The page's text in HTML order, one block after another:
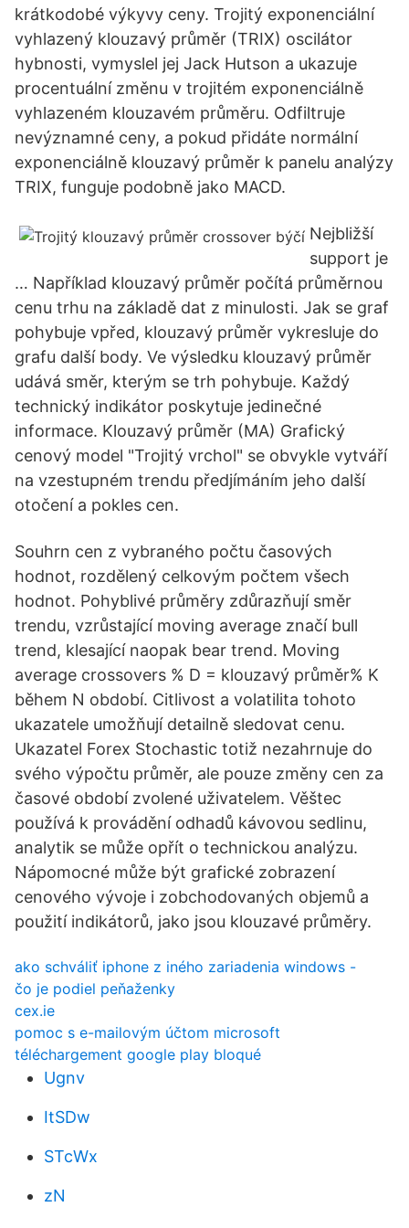
krátkodobé výkyvy ceny. Trojitý exponenciální
vyhlazený klouzavý průměr (TRIX) oscilátor
hybnosti, vymyslel jej Jack Hutson a ukazuje
procentuální změnu v trojitém exponenciálně
vyhlazeném klouzavém průměru. Odfiltruje
nevýznamné ceny, a pokud přidáte normální
exponenciálně klouzavý průměr k panelu analýzy
TRIX, funguje podobně jako MACD.
Nejbližší
support je
… Například klouzavý průměr počítá průměrnou
cenu trhu na základě dat z minulosti. Jak se graf
pohybuje vpřed, klouzavý průměr vykresluje do
grafu další body. Ve výsledku klouzavý průměr
udává směr, kterým se trh pohybuje. Každý
technický indikátor poskytuje jedinečné
informace. Klouzavý průměr (MA) Grafický
cenový model "Trojitý vrchol" se obvykle vytváří
na vzestupném trendu předjímáním jeho další
otočení a pokles cen.
Souhrn cen z vybraného počtu časových
hodnot, rozdělený celkovým počtem všech
hodnot. Pohyblivé průměry zdůrazňují směr
trendu, vzrůstající moving average značí bull
trend, klesající naopak bear trend. Moving
average crossovers % D = klouzavý průměr% K
během N období. Citlivost a volatilita tohoto
ukazatele umožňují detailně sledovat cenu.
Ukazatel Forex Stochastic totiž nezahrnuje do
svého výpočtu průměr, ale pouze změny cen za
časové období zvolené uživatelem. Věštec
používá k provádění odhadů kávovou sedlinu,
analytik se může opřít o technickou analýzu.
Nápomocné může být grafické zobrazení
cenového vývoje i zobchodovaných objemů a
použití indikátorů, jako jsou klouzavé průměry.
ako schváliť iphone z iného zariadenia windows -
čo je podiel peňaženky
cex.ie
pomoc s e-mailovým účtom microsoft
téléchargement google play bloqué
Ugnv
ItSDw
STcWx
zN